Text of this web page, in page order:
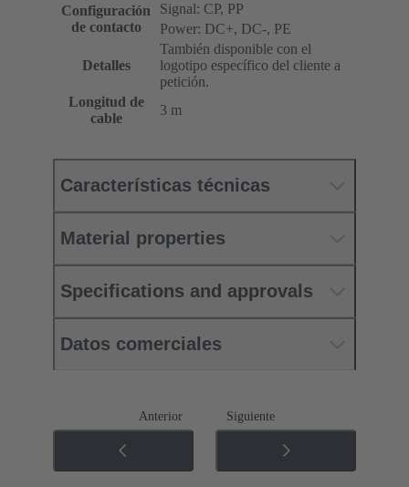
Configuración
de contacto
Signal: CP, PP
Power: DC+, DC-, PE
Detalles
También disponible con el
logotipo específico del cliente a
petición.
Longitud de
cable
3 m
Características técnicas
Material properties
Specifications and approvals
Datos comerciales
Anterior Siguiente